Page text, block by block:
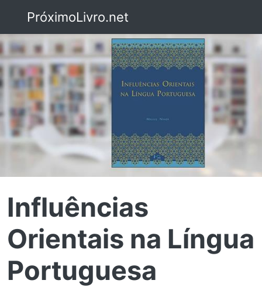
PróximoLivro.net
Influências
Orientais na Língua
Portuguesa